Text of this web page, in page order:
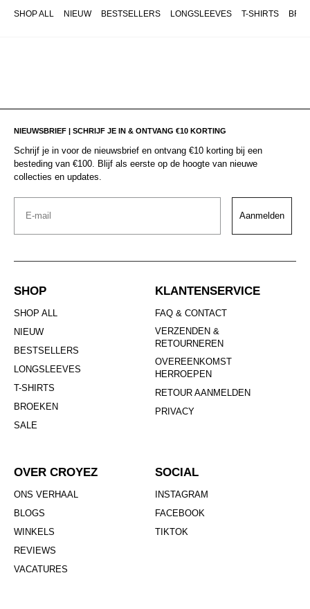
SHOP ALL NIEUW BESTSELLERS LONGSLEEVES T-SHIRTS
NIEUWSBRIEF | SCHRIJF JE IN & ONTVANG €10 KORTING
Schrijf je in voor de nieuwsbrief en ontvang €10 korting bij een
besteding van €100. Blijf als eerste op de hoogte van nieuwe
collecties en updates.
Email
Aanmelden
SHOP
SHOP ALL
NIEUW
BESTSELLERS
LONGSLEEVES
T-SHIRTS
BROEKEN
SALE
KLANTENSERVICE
FAQ & CONTACT
VERZENDEN &
RETOURNEREN
OVEREENKOMST
HERROEPEN
RETOUR AANMELDEN
PRIVACY
OVER CROYEZ
ONS VERHAAL
BLOGS
WINKELS
REVIEWS
VACATURES
SOCIAL
INSTAGRAM
FACEBOOK
TIKTOK